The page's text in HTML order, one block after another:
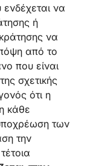
ενδέχεται να
ή
να
από το
που είναι
σχετικής
ότι η
κάθε
των
την